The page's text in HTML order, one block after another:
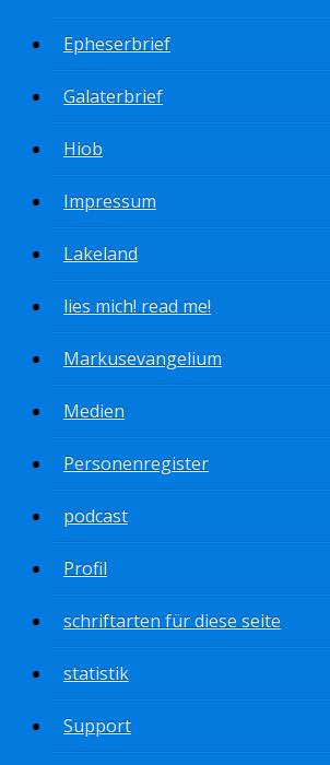
Epheserbrief
Galaterbrief
Hiob
Impressum
Lakeland
lies mich! read me!
Markusevangelium
Medien
Personenregister
podcast
Profil
schriftarten für diese seite
statistik
Support